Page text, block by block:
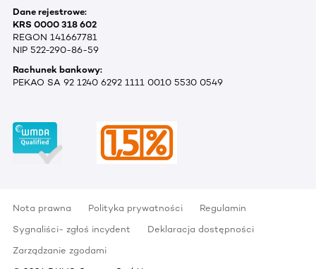
Dane rejestrowe:
KRS 0000 318 602
REGON 141667781
NIP 522-290-86-59
Rachunek bankowy:
PEKAO SA 92 1240 6292 1111 0010 5530 0549
Nota prawna Polityka prywatności
Regulamin
Sygnaliści- zgłoś incydent
Deklaracja dostępności
Zarządzanie zgodami